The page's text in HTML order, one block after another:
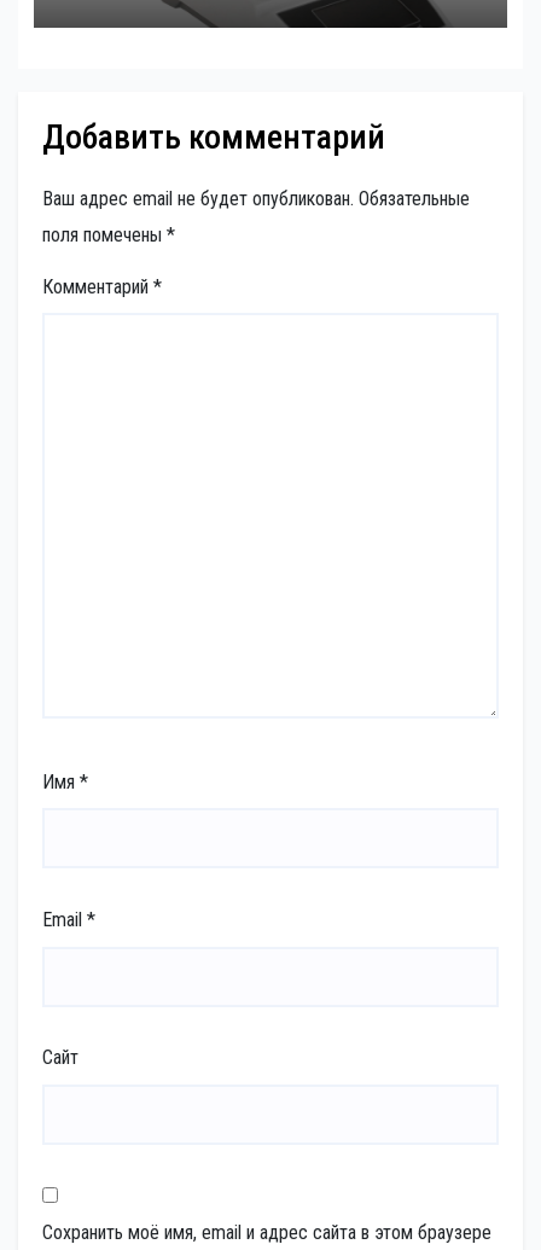
Добавить комментарий
Ваш адрес email не будет опубликован. Обязательные
поля помечены *
Комментарий *
Имя *
Email *
Сайт
Сохранить моё имя, email и адрес сайта в этом браузере